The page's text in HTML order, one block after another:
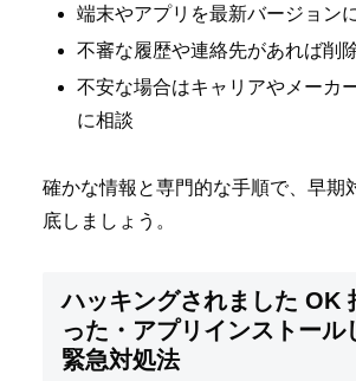
端末やアプリを最新バージョン
不審な履歴や連絡先があれば削
不安な場合はキャリアやメーカ
に相談
確かな情報と専門的な手順で、早期
底しましょう。
ハッキングされました OK
った・アプリインストール
緊急対処法